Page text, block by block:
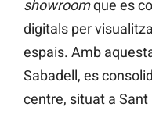
showroomque es
digitals per
espais. Amb
Sabadell, es
centre, situat a Sant